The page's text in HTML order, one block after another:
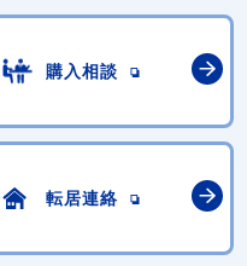
購入相談
転居連絡